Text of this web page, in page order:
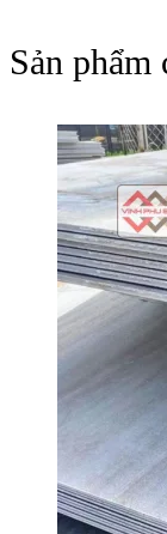
Sản phẩm